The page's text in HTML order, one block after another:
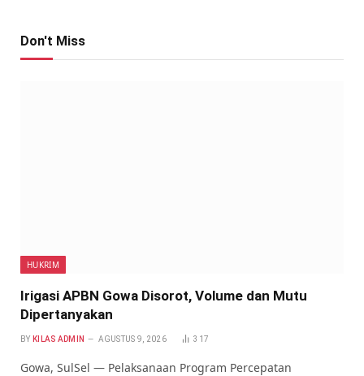
Don't Miss
HUKRIM
Irigasi APBN Gowa Disorot, Volume dan Mutu
Dipertanyakan
BY KILAS ADMIN AGUSTUS 9, 2026 317
Gowa, SulSel — Pelaksanaan Program Percepatan